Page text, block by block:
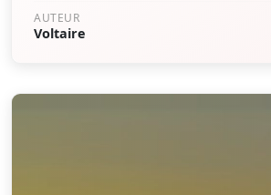
AUTEUR
Voltaire